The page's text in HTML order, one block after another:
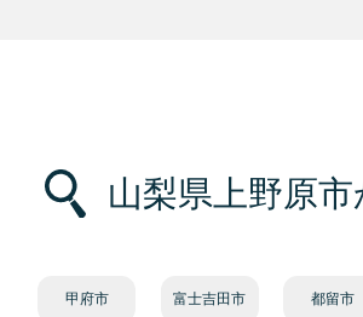
山梨県上野原
甲府市 富士吉田市 都留市